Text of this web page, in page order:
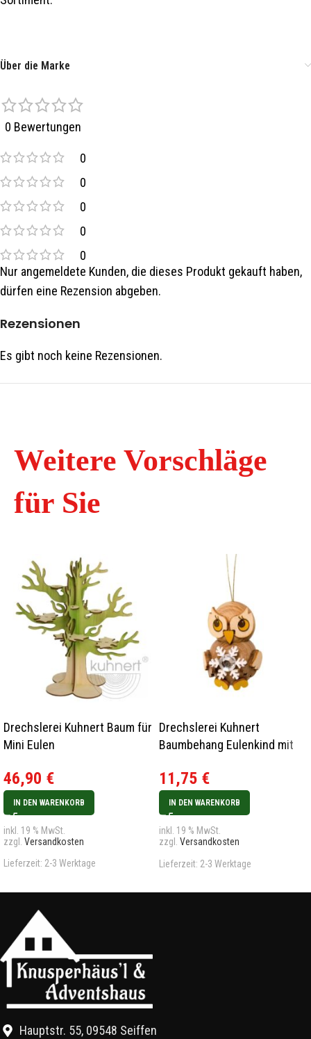
Über die Marke
0 Bewertungen
0
0
0
0
0
Rezensionen
Es gibt noch keine Rezensionen.
Nur angemeldete Kunden, die dieses Produkt gekauft haben,
dürfen eine Rezension abgeben.
Weitere Vorschläge
für Sie
Drechslerei Kuhnert Baum für
Mini Eulen
46,90 €
IN DEN WARENKORB
inkl. 19 % MwSt.
zzgl. Versandkosten
Lieferzeit: 2-3 Werktage
Drechslerei Kuhnert
Baumbehang Eulenkind mit
11,75 €
IN DEN WARENKORB
inkl. 19 % MwSt.
zzgl. Versandkosten
Lieferzeit: 2-3 Werktage
Hauptstr. 55, 09548 Seiffen